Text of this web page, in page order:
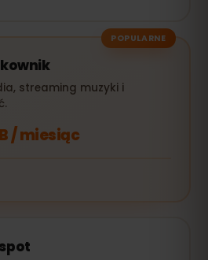
POPULARNE
streaming muzyki i
/ miesiąc